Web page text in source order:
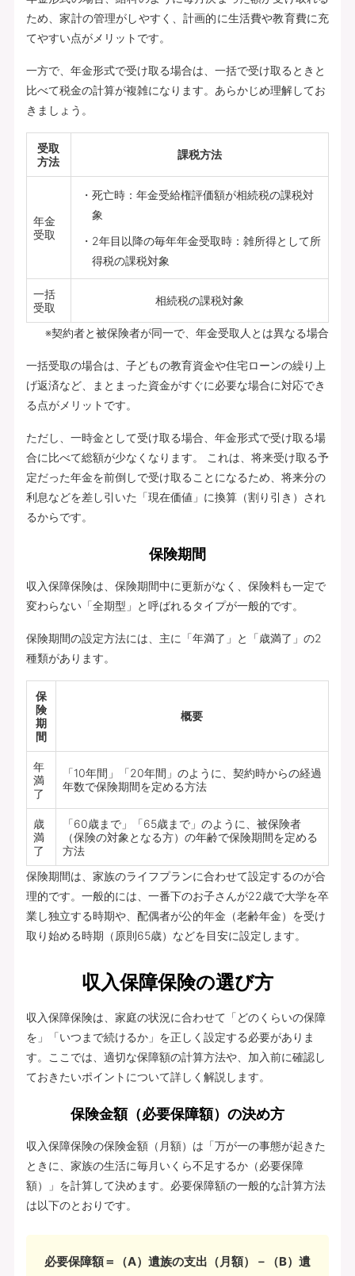
ため、家計の管理がしやすく、計画的に生活費や教育費に充
てやすい点がメリットです。
一方で、年金形式で受け取る場合は、一括で受け取るときと
比べて税金の計算が複雑になります。あらかじめ理解してお
きましょう。
受取
方法
課税方法
年金
受取
死亡時：年金受給権評価額が相続税の課税対
象
2年目以降の毎年年金受取時：雑所得として所
得税の課税対象
一括
受取
相続税の課税対象
※契約者と被保険者が同一で、年金受取人とは異なる場合
一括受取の場合は、子どもの教育資金や住宅ローンの繰り上
げ返済など、まとまった資金がすぐに必要な場合に対応でき
る点がメリットです。
ただし、一時金として受け取る場合、年金形式で受け取る場
合に比べて総額が少なくなります。 これは、将来受け取る予
定だった年金を前倒しで受け取ることになるため、将来分の
利息などを差し引いた「現在価値」に換算（割り引き）され
るからです。
保険期間
収入保障保険は、保険期間中に更新がなく、保険料も一定で
変わらない「全期型」と呼ばれるタイプが一般的です。
保険期間の設定方法には、主に「年満了」と「歳満了」の2
種類があります。
保
険
期
間
概要
年
満
了
「10年間」「20年間」のように、契約時からの経過
年数で保険期間を定める方法
歳
満
了
「60歳まで」「65歳まで」のように、被保険者
（保険の対象となる方）の年齢で保険期間を定める
方法
保険期間は、家族のライフプランに合わせて設定するのが合
理的です。一般的には、一番下のお子さんが22歳で大学を卒
業し独立する時期や、配偶者が公的年金（老齢年金）を受け
取り始める時期（原則65歳）などを目安に設定します。
収入保障保険の選び方
収入保障保険は、家庭の状況に合わせて「どのくらいの保障
を」「いつまで続けるか」を正しく設定する必要がありま
す。ここでは、適切な保障額の計算方法や、加入前に確認し
ておきたいポイントについて詳しく解説します。
保険金額（必要保障額）の決め方
収入保障保険の保険金額（月額）は「万が一の事態が起きた
ときに、家族の生活に毎月いくら不足するか（必要保障
額）」を計算して決めます。必要保障額の一般的な計算方法
は以下のとおりです。
必要保障額＝（A）遺族の支出（月額）－（B）遺